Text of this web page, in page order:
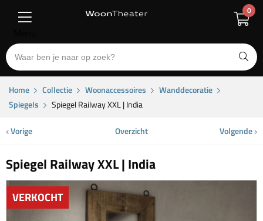
0
Home Collectie Woonaccessoires
Wanddecoratie
Spiegels
Spiegel Railway XXL | India
Vorige Overzicht Volgende
Spiegel Railway XXL | India
VERKOCHT